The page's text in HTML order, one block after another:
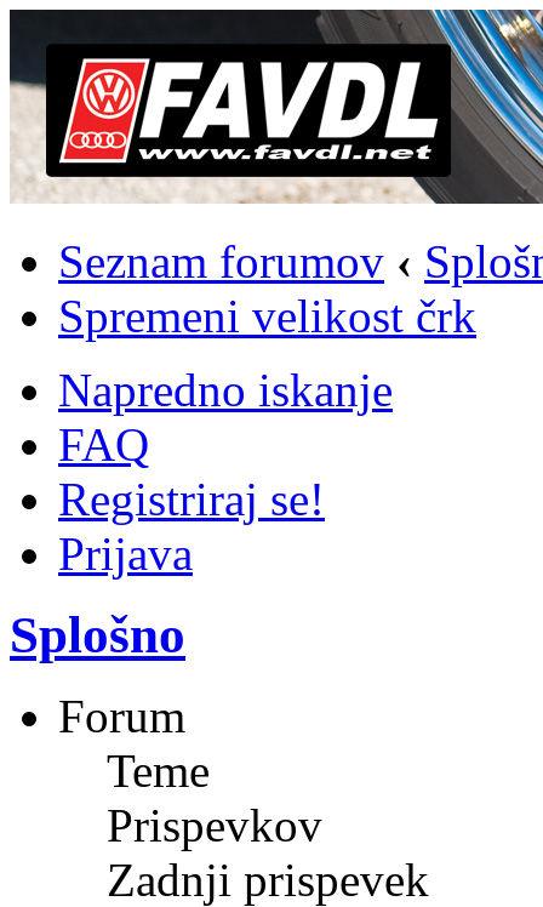
Seznam forumov ‹
Spremeni velikost črk
Napredno iskanje
FAQ
Registriraj se!
Prijava
Splošno
Forum
Teme
Prispevkov
Zadnji prispevek